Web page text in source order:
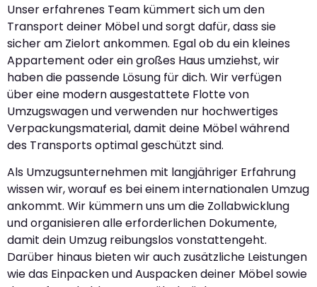
Unser erfahrenes Team kümmert sich um den
Transport deiner Möbel und sorgt dafür, dass sie
sicher am Zielort ankommen. Egal ob du ein kleines
Appartement oder ein großes Haus umziehst, wir
haben die passende Lösung für dich. Wir verfügen
über eine modern ausgestattete Flotte von
Umzugswagen und verwenden nur hochwertiges
Verpackungsmaterial, damit deine Möbel während
des Transports optimal geschützt sind.
Als Umzugsunternehmen mit langjähriger Erfahrung
wissen wir, worauf es bei einem internationalen Umzug
ankommt. Wir kümmern uns um die Zollabwicklung
und organisieren alle erforderlichen Dokumente,
damit dein Umzug reibungslos vonstattengeht.
Darüber hinaus bieten wir auch zusätzliche Leistungen
wie das Einpacken und Auspacken deiner Möbel sowie